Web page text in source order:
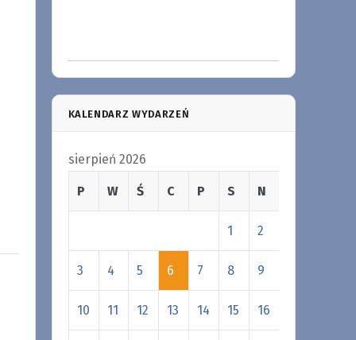
KALENDARZ WYDARZEŃ
sierpień 2026
P W Ś C P S N
1 2
3 4 5 6 7 8 9
10 11 12 13 14 15 16